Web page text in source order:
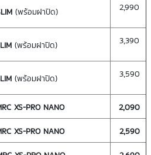
(พร้อมฝาปิด) 2,990
(พร้อมฝาปิด) 3,390
(พร้อมฝาปิด) 3,590
XS-PRO NANO
2,090
XS-PRO NANO
2,590